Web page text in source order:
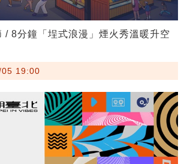
/ 8分鐘「埕式浪漫」煙火秀溫暖升空
05 19:00